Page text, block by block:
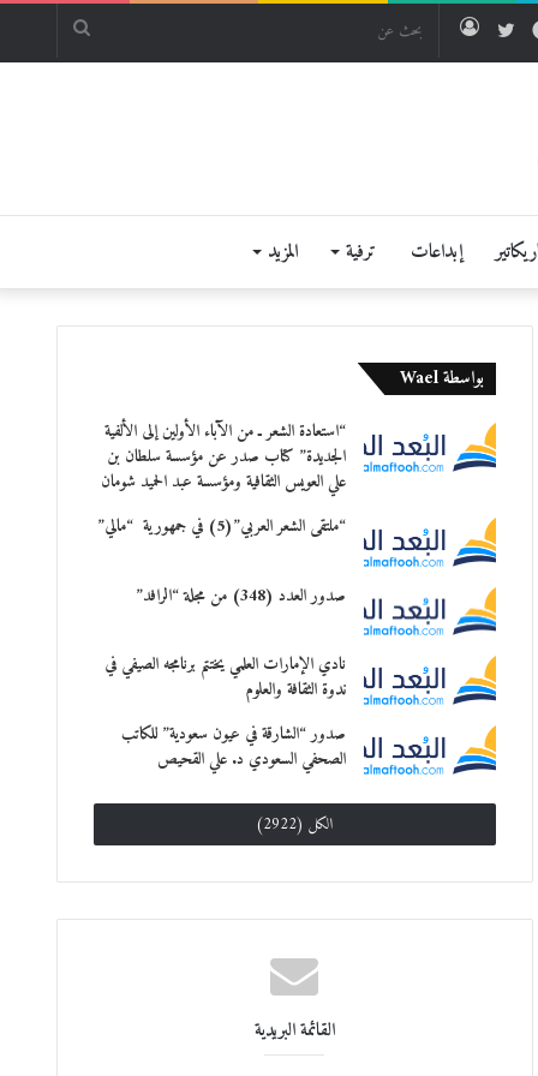
تسجيل
تويتر فيسبوك
إبداعات ترفية المزيد
بواسطة Wael
“استعادة الشعر ـ من الآباء الأولين إلى الألفية
الجديدة” كتاب صدر عن مؤسسة سلطان بن
علي العويس الثقافية ومؤسسة عبد الحميد شومان
“ملتقى الشعر العربي”(5) في جمهورية “مالي”
صدور العدد (348) من مجلة “الرافد”
نادي الإمارات العلمي يختتم برنامجه الصيفي في
ندوة الثقافة والعلوم
صدور “الشارقة في عيون سعودية” للكاتب
الصحفي السعودي د. علي القحيص
الكل (2922)
القائمة البريدية